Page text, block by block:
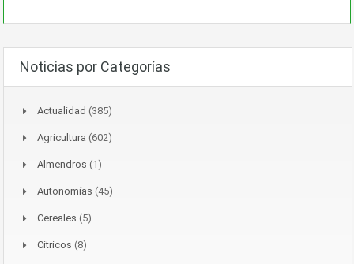
Noticias por Categorías
Actualidad (385)
Agricultura (602)
Almendros (1)
Autonomías (45)
Cereales (5)
Citricos (8)